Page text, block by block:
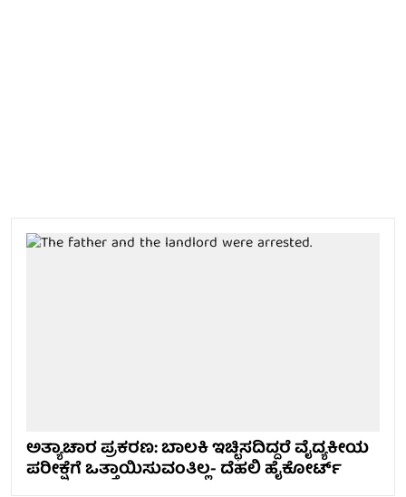
ಅತ್ಯಾಚಾರ ಪ್ರಕರಣ: ಬಾಲಕಿ ಇಚ್ಛಿಸದಿದ್ದರೆ ವೈದ್ಯಕೀಯ
ಪರೀಕ್ಷೆಗೆ ಒತ್ತಾಯಿಸುವಂತಿಲ್ಲ- ದೆಹಲಿ ಹೈಕೋರ್ಟ್